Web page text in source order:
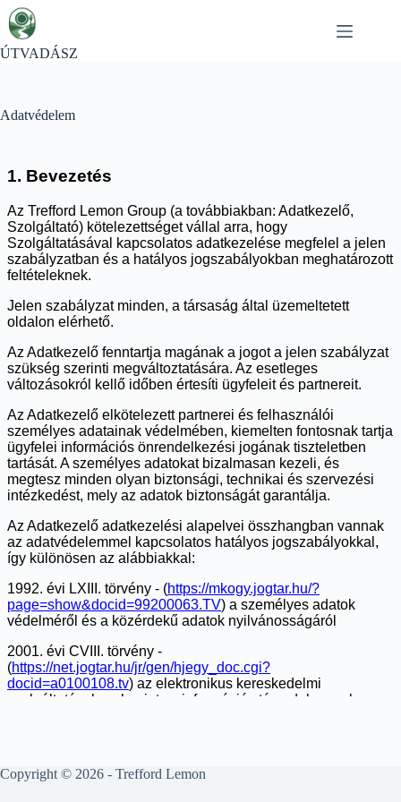
Skip
to
content
ÚTVADÁSZ
Adatvédelem
Copyright © 2026 - Trefford Lemon